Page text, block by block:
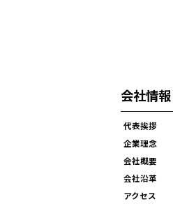
会社情報
代表挨拶
企業理念
会社概要
会社沿革
アクセス